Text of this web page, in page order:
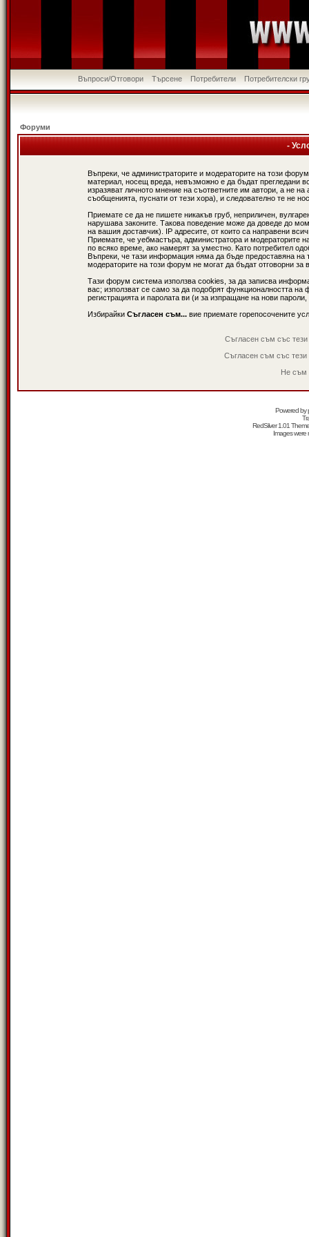
Въпроси/Отговори Търсене Потребители Потребителски
Форуми
-
Въпреки, че администраторите и модераторите на този
материал, носещ вреда, невъзможно е да бъдат прегледани
изразяват личното мнение на съответните им автори, а не
съобщенията, пуснати от тези хора), и следователно те не
Приемате се да не пишете никакъв груб, неприличен,
нарушава законите. Такова поведение може да доведе до
на вашия доставчик). IP адресите, от които са направени
Приемате, че уебмастъра, администратора и модераторите
по всяко време, ако намерят за уместно. Като потребител
Въпреки, че тази информация няма да бъде предоставяна
модераторите на този форум не могат да бъдат отговорни за
Тази форум система използва cookies, за да записва
вас; използват се само за да подобрят функционалността
регистрацията и паролата ви (и за изпращане на нови
Избирайки Съгласен съм... вие приемате горепосочените
Съгласен съм със
Съгласен съм със
Не съм
Powered by
RedSilver 1.01
Images were